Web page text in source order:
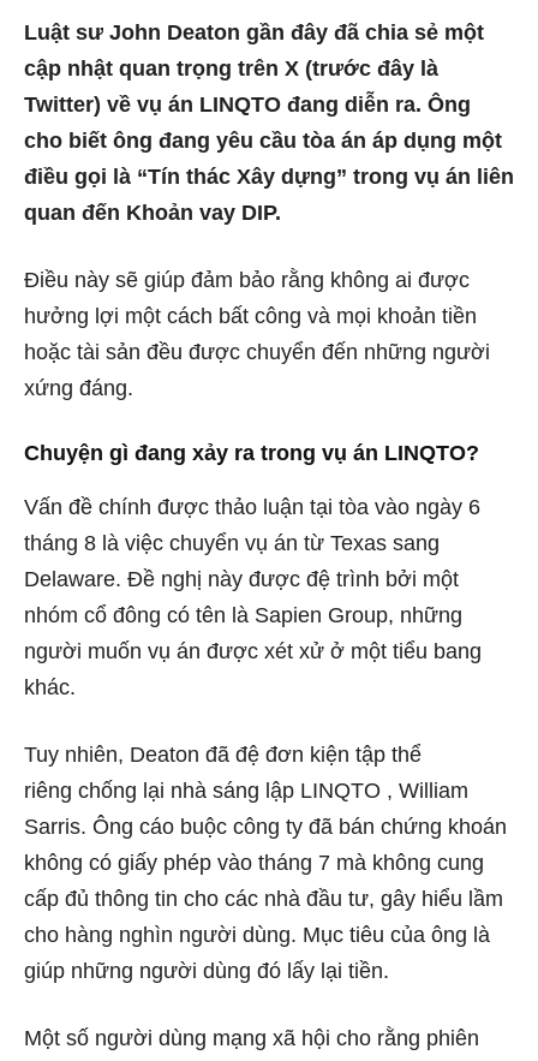
Luật sư John Deaton gần đây đã chia sẻ một
cập nhật quan trọng trên X (trước đây là
Twitter) về vụ án LINQTO đang diễn ra. Ông
cho biết ông đang yêu cầu tòa án áp dụng một
điều gọi là “Tín thác Xây dựng” trong vụ án liên
quan đến Khoản vay DIP.
Điều này sẽ giúp đảm bảo rằng không ai được
hưởng lợi một cách bất công và mọi khoản tiền
hoặc tài sản đều được chuyển đến những người
xứng đáng.
Chuyện gì đang xảy ra trong vụ án LINQTO?
Vấn đề chính được thảo luận tại tòa vào ngày 6
tháng 8 là việc chuyển vụ án từ Texas sang
Delaware. Đề nghị này được đệ trình bởi một
nhóm cổ đông có tên là Sapien Group, những
người muốn vụ án được xét xử ở một tiểu bang
khác.
Tuy nhiên, Deaton đã đệ đơn kiện tập thể
riêng chống lại nhà sáng lập LINQTO , William
Sarris. Ông cáo buộc công ty đã bán chứng khoán
không có giấy phép vào tháng 7 mà không cung
cấp đủ thông tin cho các nhà đầu tư, gây hiểu lầm
cho hàng nghìn người dùng. Mục tiêu của ông là
giúp những người dùng đó lấy lại tiền.
Một số người dùng mạng xã hội cho rằng phiên